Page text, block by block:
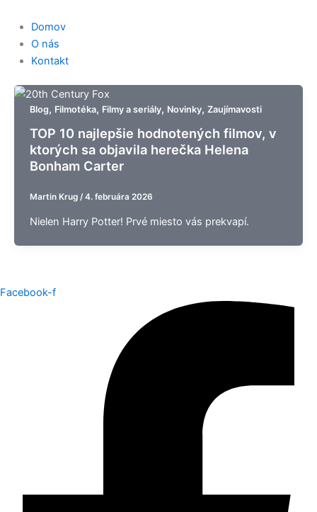
Domov
O nás
Kontakt
Blog, Filmotéka, Filmy a seriály, Novinky, Zaujímavosti
TOP 10 najlepšie hodnotených filmov, v
ktorých sa objavila herečka Helena
Bonham Carter
Martin Krug / 4. februára 2026
Nielen Harry Potter! Prvé miesto vás prekvapí.
Facebook-f